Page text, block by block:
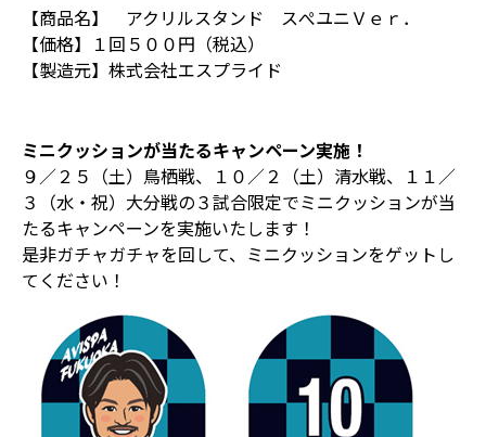
【商品名】 アクリルスタンド スぺユニＶｅｒ．
【価格】１回５００円（税込）
【製造元】株式会社エスプライド
ミニクッションが当たるキャンペーン実施！
９／２５（土）鳥栖戦、１０／２（土）清水戦、１１／
３（水・祝）大分戦の３試合限定でミニクッションが当
たるキャンペーンを実施いたします！
是非ガチャガチャを回して、ミニクッションをゲットし
てください！